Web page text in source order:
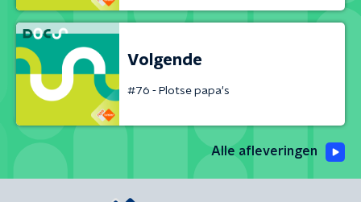
Volgende
#76 - Plotse papa's
Alle afleveringen